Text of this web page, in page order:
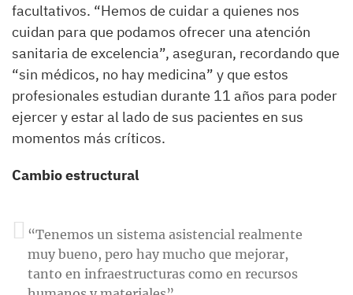
facultativos. “Hemos de cuidar a quienes nos
cuidan para que podamos ofrecer una atención
sanitaria de excelencia”, aseguran, recordando que
“sin médicos, no hay medicina” y que estos
profesionales estudian durante 11 años para poder
ejercer y estar al lado de sus pacientes en sus
momentos más críticos.
Cambio estructural
“Tenemos un sistema asistencial realmente
muy bueno, pero hay mucho que mejorar,
tanto en infraestructuras como en recursos